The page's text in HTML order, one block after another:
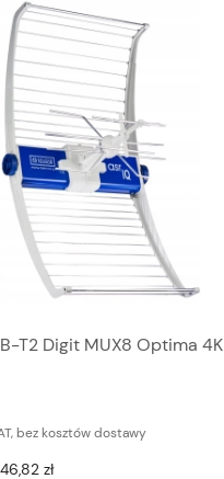
T2 Digit MUX8 Optima 4K
bez kosztów dostawy
zł